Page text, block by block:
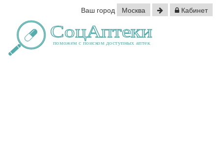
Ваш город Москва Кабинет